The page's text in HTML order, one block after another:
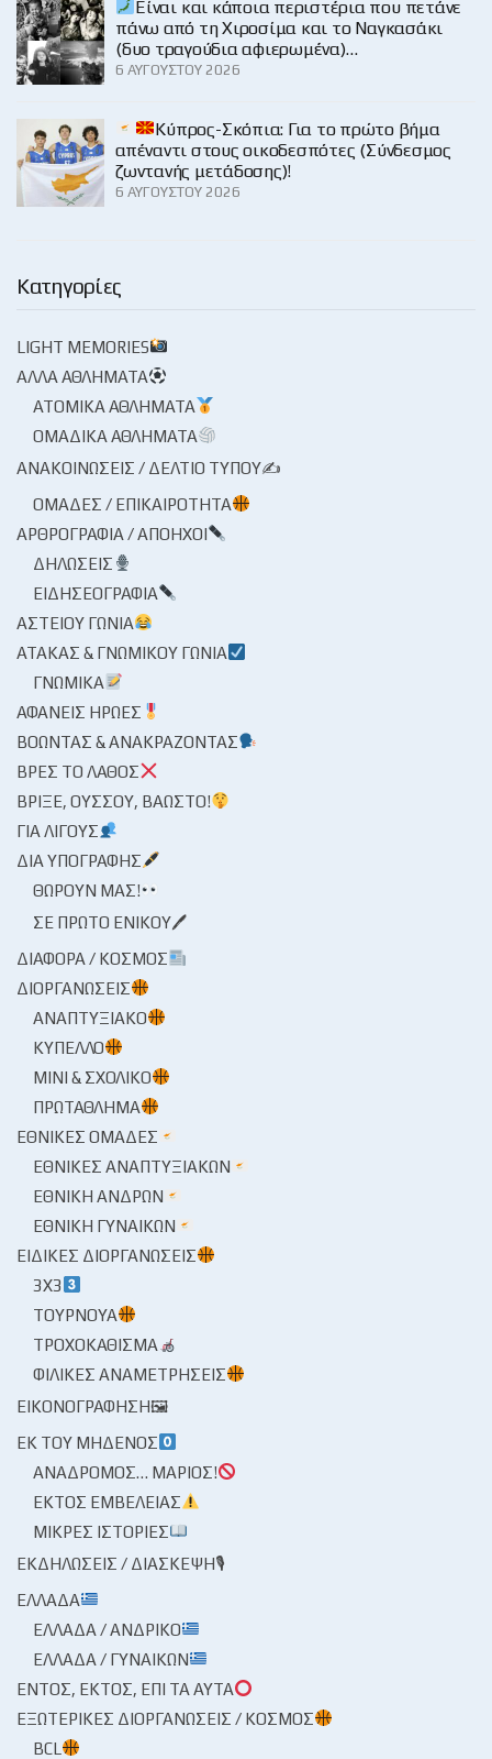
Είναι και κάποια περιστέρια που πετάνε
πάνω από τη Χιροσίμα και το Ναγκασάκι
(δυο τραγούδια αφιερωμένα)…
6 ΑΥΓΟΎΣΤΟΥ 2026
Κύπρος-Σκόπια: Για το πρώτο βήμα
απέναντι στους οικοδεσπότες (Σύνδεσμος
ζωντανής μετάδοσης)!
6 ΑΥΓΟΎΣΤΟΥ 2026
Κατηγορίες
LIGHT MEMORIES
ΆΛΛΑ ΑΘΛΉΜΑΤΑ
ΑΤΟΜΙΚΆ ΑΘΛΉΜΑΤΑ
ΟΜΑΔΙΚΆ ΑΘΛΉΜΑΤΑ
ΑΝΑΚΟΙΝΏΣΕΙΣ / ΔΕΛΤΊΟ ΤΎΠΟΥ✍
ΟΜΆΔΕΣ / ΕΠΙΚΑΙΡΌΤΗΤΑ
ΑΡΘΡΟΓΡΑΦΊΑ / ΑΠΌΗΧΟΙ
ΔΗΛΏΣΕΙΣ
ΕΙΔΗΣΕΟΓΡΑΦΊΑ
ΑΣΤΕΊΟΥ ΓΩΝΊΑ
ΑΤΆΚΑΣ & ΓΝΩΜΙΚΟΎ ΓΩΝΊΑ
ΓΝΩΜΙΚΆ
ΑΦΑΝΕΊΣ ΉΡΩΕΣ
ΒΟΏΝΤΑΣ & ΑΝΑΚΡΆΖΟΝΤΑΣ
ΒΡΕΣ ΤΟ ΛΆΘΟΣ
ΒΡΊΞΕ, ΟΎΣΣΟΥ, ΒΆΩΣΤΟ!
ΓΙΑ ΛΊΓΟΥΣ
ΔΙΑ ΥΠΟΓΡΑΦΉΣ
ΘΩΡΟΎΝ ΜΑΣ!
ΣΕ ΠΡΏΤΟ ΕΝΙΚΟΎ🖊
ΔΙΆΦΟΡΑ / ΚΌΣΜΟΣ
ΔΙΟΡΓΑΝΏΣΕΙΣ
ΑΝΑΠΤΥΞΙΑΚΌ
ΚΎΠΕΛΛΟ
ΜΊΝΙ & ΣΧΟΛΙΚΌ
ΠΡΩΤΆΘΛΗΜΑ
ΕΘΝΙΚΈΣ ΟΜΆΔΕΣ
ΕΘΝΙΚΈΣ ΑΝΑΠΤΥΞΙΑΚΏΝ
ΕΘΝΙΚΉ ΑΝΔΡΏΝ
ΕΘΝΙΚΉ ΓΥΝΑΙΚΏΝ
ΕΙΔΙΚΈΣ ΔΙΟΡΓΑΝΏΣΕΙΣ
3X3
ΤΟΥΡΝΟΥΆ
ΤΡΟΧΟΚΆΘΙΣΜΑ
ΦΙΛΙΚΈΣ ΑΝΑΜΕΤΡΉΣΕΙΣ
ΕΙΚΟΝΟΓΡΆΦΗΣΗ🖼
ΕΚ ΤΟΥ ΜΗΔΕΝΌΣ
ΑΝΆΔΡΟΜΟΣ… ΜΆΡΙΟΣ!
ΕΚΤΌΣ ΕΜΒΈΛΕΙΑΣ
ΜΙΚΡΈΣ ΙΣΤΟΡΊΕΣ
ΕΚΔΗΛΏΣΕΙΣ / ΔΙΆΣΚΕΨΗ🎙
ΕΛΛΆΔΑ
ΕΛΛΆΔΑ / ΑΝΔΡΙΚΌ
ΕΛΛΆΔΑ / ΓΥΝΑΙΚΏΝ
ΕΝΤΌΣ, ΕΚΤΌΣ, ΕΠΊ ΤΑ ΑΥΤΆ
ΕΞΩΤΕΡΙΚΈΣ ΔΙΟΡΓΑΝΏΣΕΙΣ / ΚΌΣΜΟΣ
BCL